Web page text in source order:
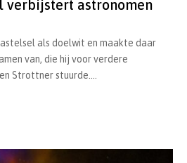
verbijstert astronomen
als doelwit en maakte daar
van, die hij voor verdere
Strottner stuurde....